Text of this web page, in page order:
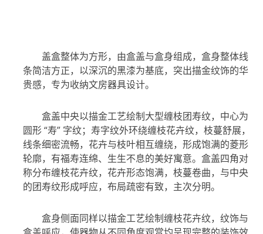
盖盒整体为方形，由盒盖与盒身组成，盒身整体线
条简洁方正，以深沉的黑漆为基底，突出描金纹饰的华
贵感，专为收纳文房器具设计。
盒盖中央以描金工艺绘制大型缠枝团寿纹，中心为
圆形 “寿” 字纹；寿字纹外环绕缠枝花卉纹，枝蔓舒展，
线条细密流畅，花卉与枝叶相互缠绕，形成饱满的菱形
轮廓，有福寿连绵、生生不息的美好寓意。盒盖四角对
称分布缠枝花卉纹，花卉形态饱满，枝蔓卷曲，与中央
的团寿纹形成呼应，布局疏密有致，主次分明。
盒身侧面同样以描金工艺绘制缠枝花卉纹，纹饰与